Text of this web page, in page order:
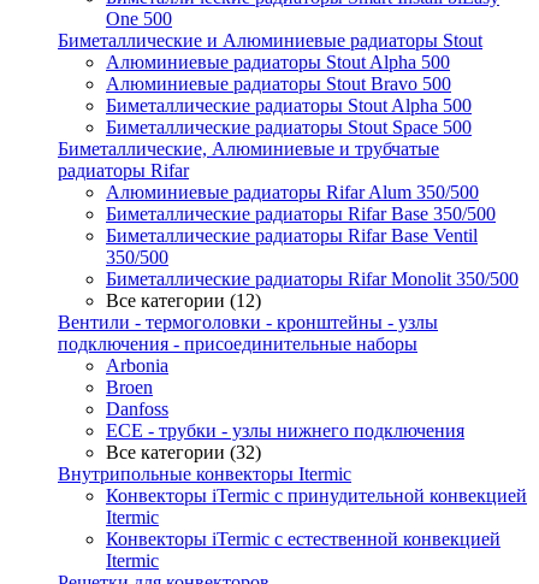
One 500
Биметаллические и Алюминиевые радиаторы Stout
Алюминиевые радиаторы Stout Alpha 500
Алюминиевые радиаторы Stout Bravo 500
Биметаллические радиаторы Stout Alpha 500
Биметаллические радиаторы Stout Space 500
Биметаллические, Алюминиевые и трубчатые
радиаторы Rifar
Алюминиевые радиаторы Rifar Alum 350/500
Биметаллические радиаторы Rifar Base 350/500
Биметаллические радиаторы Rifar Base Ventil
350/500
Биметаллические радиаторы Rifar Monolit 350/500
Все категории (12)
Вентили - термоголовки - кронштейны - узлы
подключения - присоединительные наборы
Arbonia
Broen
Danfoss
ECE - трубки - узлы нижнего подключения
Все категории (32)
Внутрипольные конвекторы Itermic
Конвекторы iTermic c принудительной конвекцией
Itermic
Конвекторы iTermic с естественной конвекцией
Itermic